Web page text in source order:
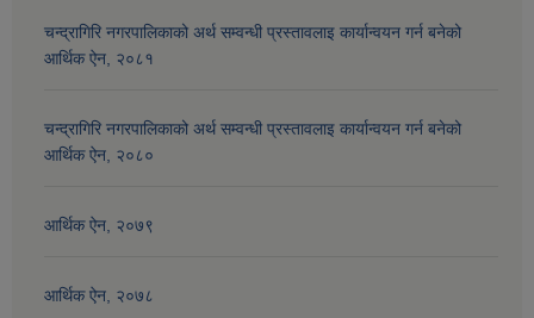
चन्द्रागिरि नगरपालिकाको अर्थ सम्वन्धी प्रस्तावलाइ कार्यान्वयन गर्न बनेको
आर्थिक ऐन, २०८१
चन्द्रागिरि नगरपालिकाको अर्थ सम्वन्धी प्रस्तावलाइ कार्यान्वयन गर्न बनेको
आर्थिक ऐन, २०८०
आर्थिक ऐन, २०७९
आर्थिक ऐन, २०७८